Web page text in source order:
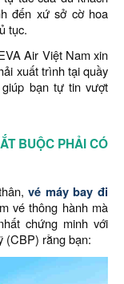
đến xứ sở cờ hoa
tục.
Air Việt Nam xin
xuất trình tại quầy
bạn tự tin vượt
BUỘC PHẢI CÓ
vé máy bay đi
vé thông hành mà
chứng minh với
(CBP) rằng bạn: